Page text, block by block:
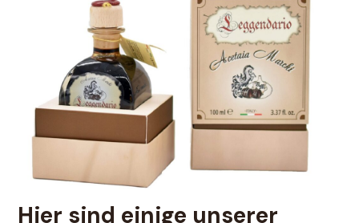
Hier sind einige unserer